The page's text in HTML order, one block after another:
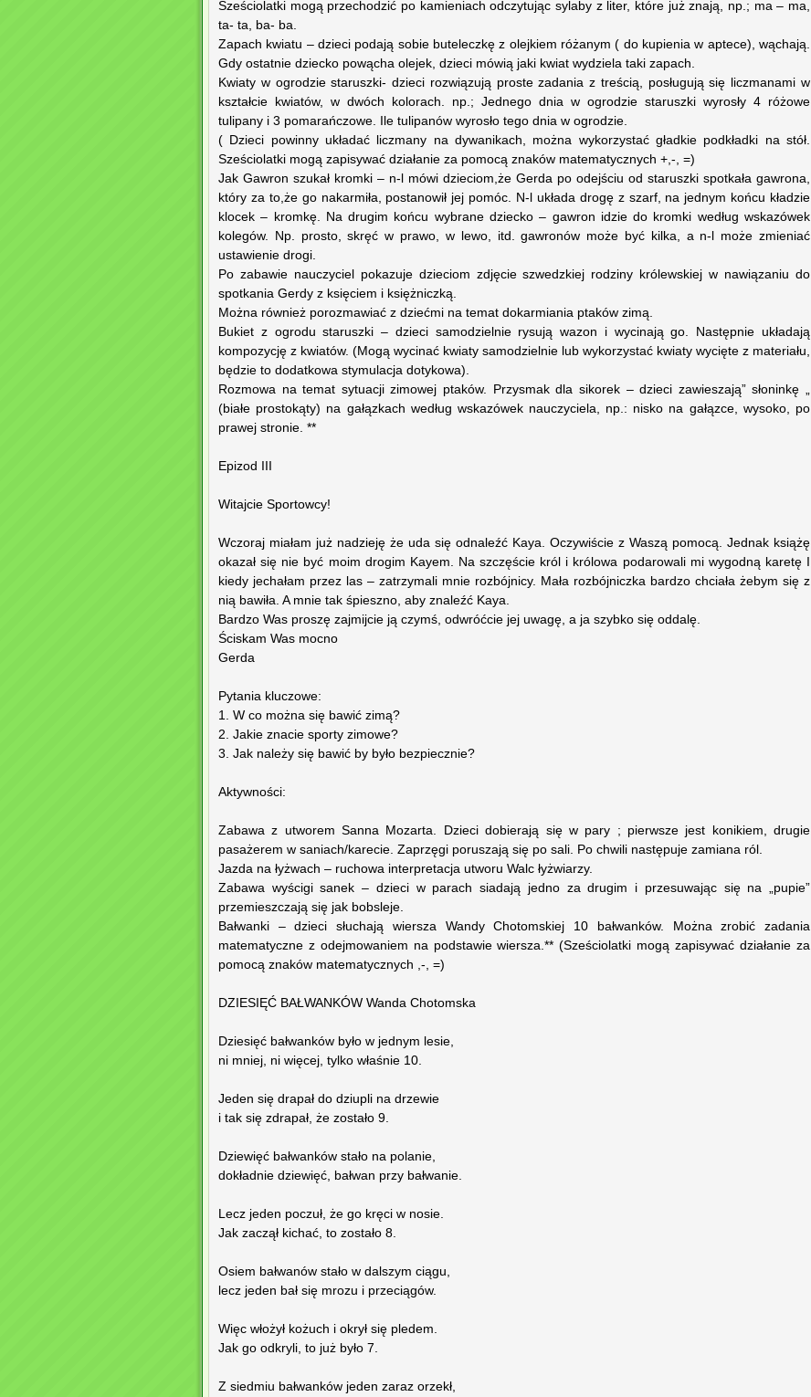
Sześciolatki mogą przechodzić po kamieniach odczytując sylaby z liter, które już znają, np.; ma – ma,
ta- ta, ba- ba.
Zapach kwiatu – dzieci podają sobie buteleczkę z olejkiem różanym ( do kupienia w aptece), wąchają.
Gdy ostatnie dziecko powącha olejek, dzieci mówią jaki kwiat wydziela taki zapach.
Kwiaty w ogrodzie staruszki- dzieci rozwiązują proste zadania z treścią, posługują się liczmanami w
kształcie kwiatów, w dwóch kolorach. np.; Jednego dnia w ogrodzie staruszki wyrosły 4 różowe
tulipany i 3 pomarańczowe. Ile tulipanów wyrosło tego dnia w ogrodzie.
( Dzieci powinny układać liczmany na dywanikach, można wykorzystać gładkie podkładki na stół.
Sześciolatki mogą zapisywać działanie za pomocą znaków matematycznych +,-, =)
Jak Gawron szukał kromki – n-l mówi dzieciom,że Gerda po odejściu od staruszki spotkała gawrona,
który za to,że go nakarmiła, postanowił jej pomóc. N-l układa drogę z szarf, na jednym końcu kładzie
klocek – kromkę. Na drugim końcu wybrane dziecko – gawron idzie do kromki według wskazówek
kolegów. Np. prosto, skręć w prawo, w lewo, itd. gawronów może być kilka, a n-l może zmieniać
ustawienie drogi.
Po zabawie nauczyciel pokazuje dzieciom zdjęcie szwedzkiej rodziny królewskiej w nawiązaniu do
spotkania Gerdy z księciem i księżniczką.
Można również porozmawiać z dziećmi na temat dokarmiania ptaków zimą.
Bukiet z ogrodu staruszki – dzieci samodzielnie rysują wazon i wycinają go. Następnie układają
kompozycję z kwiatów. (Mogą wycinać kwiaty samodzielnie lub wykorzystać kwiaty wycięte z materiału,
będzie to dodatkowa stymulacja dotykowa).
Rozmowa na temat sytuacji zimowej ptaków. Przysmak dla sikorek – dzieci zawieszają” słoninkę „
(białe prostokąty) na gałązkach według wskazówek nauczyciela, np.: nisko na gałązce, wysoko, po
prawej stronie. **
Epizod III
Witajcie Sportowcy!
Wczoraj miałam już nadzieję że uda się odnaleźć Kaya. Oczywiście z Waszą pomocą. Jednak książę
okazał się nie być moim drogim Kayem. Na szczęście król i królowa podarowali mi wygodną karetę I
kiedy jechałam przez las – zatrzymali mnie rozbójnicy. Mała rozbójniczka bardzo chciała żebym się z
nią bawiła. A mnie tak śpieszno, aby znaleźć Kaya.
Bardzo Was proszę zajmijcie ją czymś, odwróćcie jej uwagę, a ja szybko się oddalę.
Ściskam Was mocno
Gerda
Pytania kluczowe:
1. W co można się bawić zimą?
2. Jakie znacie sporty zimowe?
3. Jak należy się bawić by było bezpiecznie?
Aktywności:
Zabawa z utworem Sanna Mozarta. Dzieci dobierają się w pary ; pierwsze jest konikiem, drugie
pasażerem w saniach/karecie. Zaprzęgi poruszają się po sali. Po chwili następuje zamiana ról.
Jazda na łyżwach – ruchowa interpretacja utworu Walc łyżwiarzy.
Zabawa wyścigi sanek – dzieci w parach siadają jedno za drugim i przesuwając się na „pupie”
przemieszczają się jak bobsleje.
Bałwanki – dzieci słuchają wiersza Wandy Chotomskiej 10 bałwanków. Można zrobić zadania
matematyczne z odejmowaniem na podstawie wiersza.** (Sześciolatki mogą zapisywać działanie za
pomocą znaków matematycznych ,-, =)
DZIESIĘĆ BAŁWANKÓW Wanda Chotomska
Dziesięć bałwanków było w jednym lesie,
ni mniej, ni więcej, tylko właśnie 10.
Jeden się drapał do dziupli na drzewie
i tak się zdrapał, że zostało 9.
Dziewięć bałwanków stało na polanie,
dokładnie dziewięć, bałwan przy bałwanie.
Lecz jeden poczuł, że go kręci w nosie.
Jak zaczął kichać, to zostało 8.
Osiem bałwanów stało w dalszym ciągu,
lecz jeden bał się mrozu i przeciągów.
Więc włożył kożuch i okrył się pledem.
Jak go odkryli, to już było 7.
Z siedmiu bałwanków jeden zaraz orzekł,